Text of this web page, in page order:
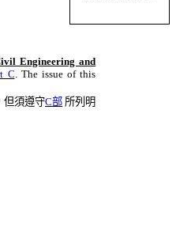
Engineering and
C. The issue of this
但須遵守C部 所列明